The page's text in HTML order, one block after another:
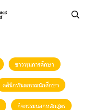
ข่าวทุนการศึกษา
คลินิกทันตกรรมนักศึกษา
กิจกรรมนอกหลักสูตร